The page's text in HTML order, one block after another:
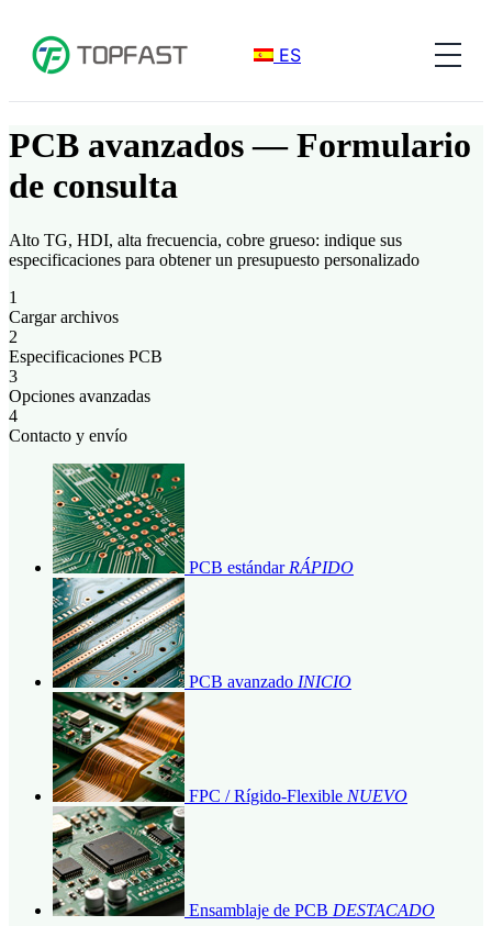
ES
PCB avanzados — Formulario
de consulta
Alto TG, HDI, alta frecuencia, cobre grueso: indique sus
especificaciones para obtener un presupuesto personalizado
1
Cargar archivos
2
Especificaciones PCB
3
Opciones avanzadas
4
Contacto y envío
PCB estándar RÁPIDO
PCB avanzado INICIO
FPC / Rígido-Flexible NUEVO
Ensamblaje de PCB DESTACADO